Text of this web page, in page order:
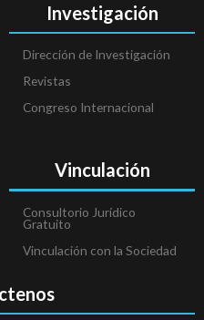
Investigación
Dirección de Investigación
Revistas
Congreso Internacional
Vinculación
Consultorio Jurídico
Gratuito
Vinculación con la Sociedad